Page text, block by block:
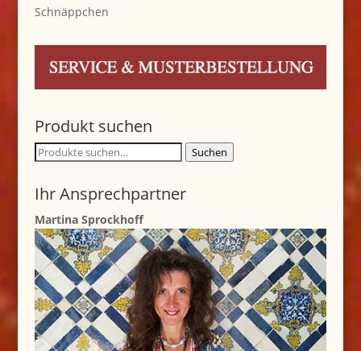
Schnäppchen
Produkt suchen
Suche
Suchen
Ihr Ansprechpartner
Martina Sprockhoff